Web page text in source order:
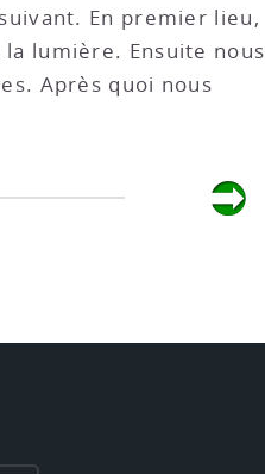
En premier lieu,
lumière. Ensuite nous
Après quoi nous